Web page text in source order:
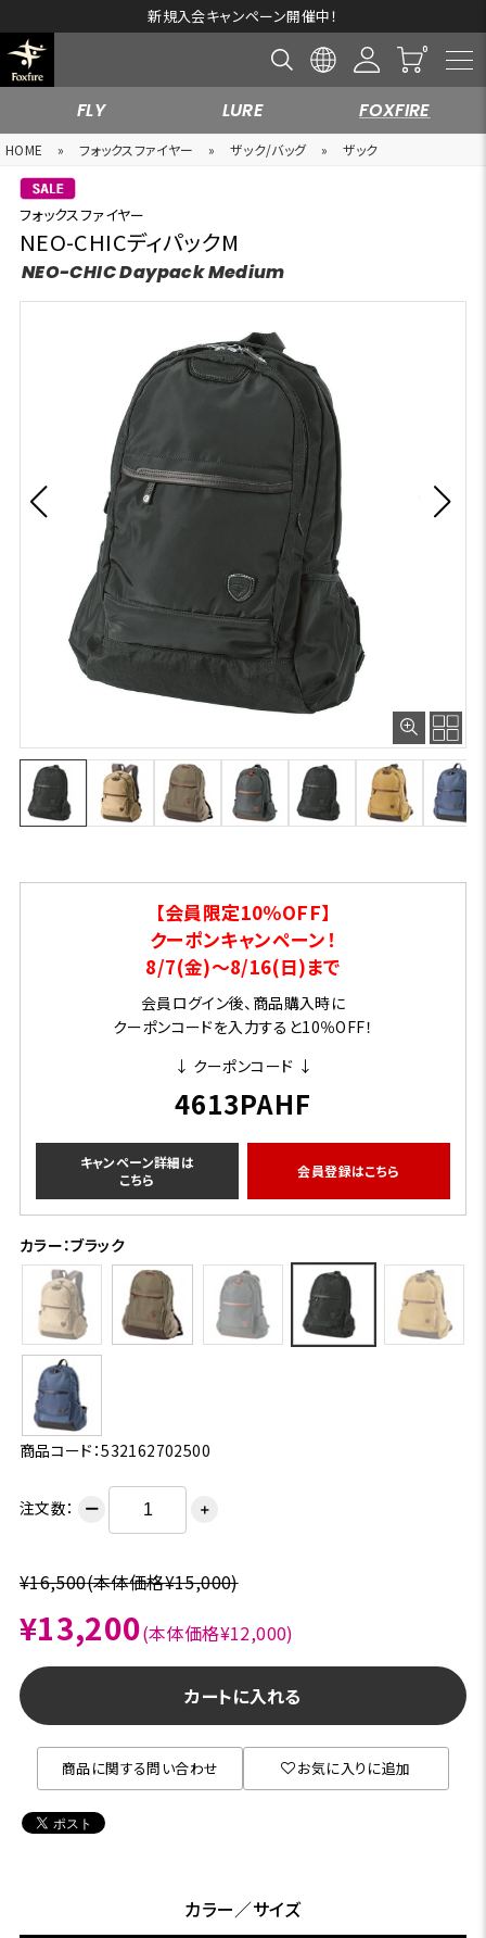
新規入会キャンペーン開催中！
FLY LURE FOXFIRE
HOME » フォックスファイヤー » ザック/バッグ » ザック
フォックスファイヤー
NEO-CHICディパックM
NEO-CHIC Daypack Medium
【会員限定10％OFF】
クーポンキャンペーン！
8/7(金)～8/16(日)まで
会員ログイン後、商品購入時に
クーポンコードを入力すると10％OFF！
↓ クーポンコード ↓
4613PAHF
キャンペーン詳細は
こちら
会員登録はこちら
カラー：ブラック
商品コード：532162702500
注文数： ー ＋
¥16,500(本体価格¥15,000)
¥13,200(本体価格¥12,000)
カートに入れる
商品に関する問い合わせ お気に入りに追加
カラー／サイズ